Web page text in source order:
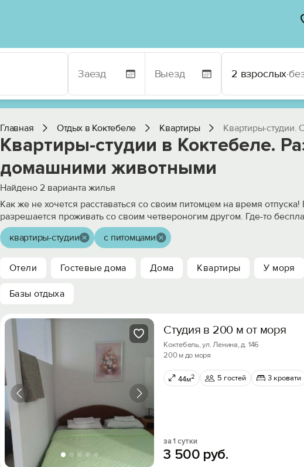
2 взрослых·
Главная Отдых в Коктебеле Квартиры Квартиры-студии.
Квартиры-студии в Коктебеле.
домашними животными
Найдено 2 варианта жилья
Как же не хочется расставаться со своим питомцем на время
разрешается проживать со своим четвероногим другом. Где-то
квартиры-студии с питомцами
Отели Гостевые дома Дома Квартиры У моря
Базы отдыха
Студия в 200 м от моря
Коктебель, ул. Ленина, д. 146
200 м до моря
44м2 5 гостей 3 кровати
за 1 сутки
3 500 руб.